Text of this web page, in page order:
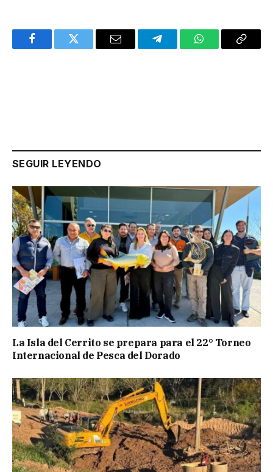
FacebookTwitter Email TelegramWhatsAppCopy
SEGUIR LEYENDO
La Isla del Cerrito se prepara para el 22° Torneo
Internacional de Pesca del Dorado